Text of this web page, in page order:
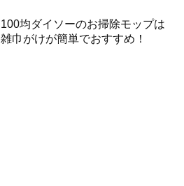
100均ダイソーのお掃除モップは
雑巾がけが簡単でおすすめ！